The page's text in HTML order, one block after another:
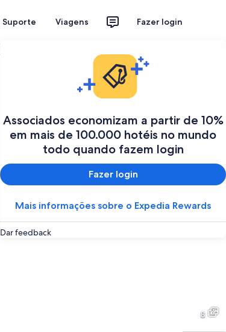
Suporte Viagens Fazer login
Associados economizam a partir de 10%
em mais de 100.000 hotéis no mundo
todo quando fazem login
Fazer login
Mais informações sobre o Expedia Rewards
Dar feedback
8